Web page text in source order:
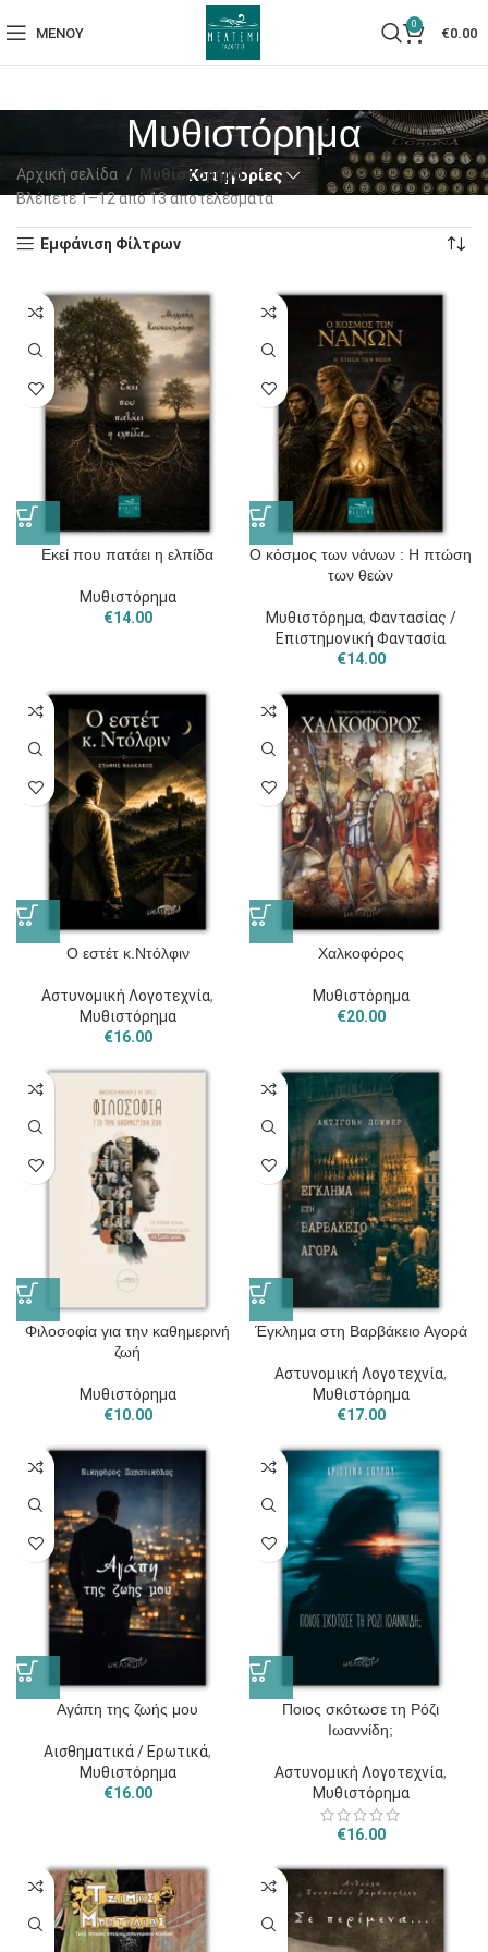
ΜΕΝΟΎ
0
€0.00
Μυθιστόρημα
Κατηγορίες
Αρχική σελίδα
Μυθιστόρημα
Βλέπετε 1–12 από 13 αποτελέσματα
Εμφάνιση Φίλτρων
Εκεί που πατάει η ελπίδα
Μυθιστόρημα
€14.00
Ο κόσμος των νάνων : Η πτώση
των θεών
Μυθιστόρημα, Φαντασίας /
Επιστημονική Φαντασία
€14.00
O εστέτ κ.Ντόλφιν
Αστυνομική Λογοτεχνία,
Μυθιστόρημα
€16.00
Χαλκοφόρος
Μυθιστόρημα
€20.00
Φιλοσοφία για την καθημερινή
ζωή
Μυθιστόρημα
€10.00
Έγκλημα στη Βαρβάκειο Αγορά
Αστυνομική Λογοτεχνία,
Μυθιστόρημα
€17.00
Αγάπη της ζωής μου
Αισθηματικά / Ερωτικά,
Μυθιστόρημα
€16.00
Ποιος σκότωσε τη Ρόζι
Ιωαννίδη;
Αστυνομική Λογοτεχνία,
Μυθιστόρημα
€16.00